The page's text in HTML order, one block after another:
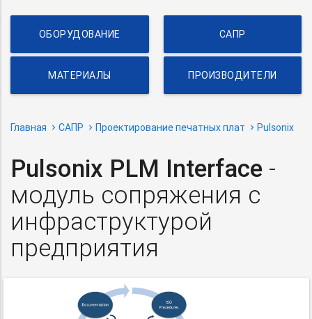
ОБОРУДОВАНИЕ САПР
МАТЕРИАЛЫ ПРОИЗВОДИТЕЛИ
Главная САПР Проектирование печатных плат Pulsonix
Pulsonix PLM Interface -
модуль сопряжения с
инфраструктурой
предприятия